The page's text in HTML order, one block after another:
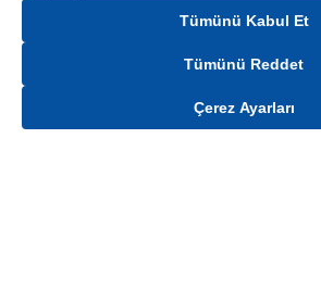
Gelince Haber Ver
Tümünü Kabul Et
Tümünü Reddet
Çerez Ayarları